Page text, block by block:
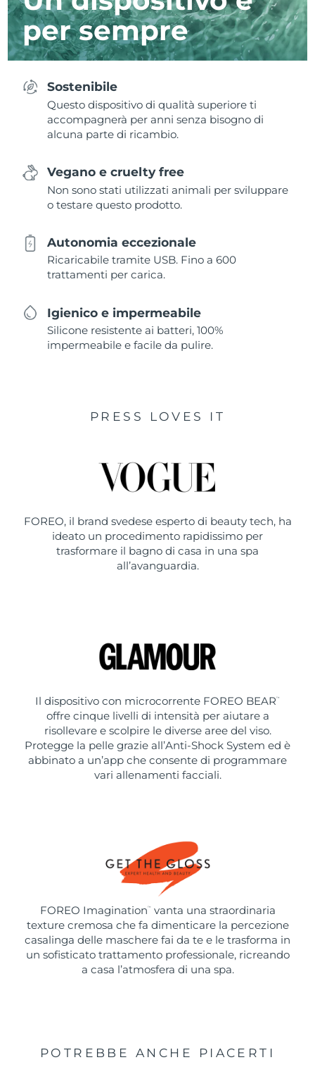
per sempre
Sostenibile
Questo dispositivo di qualità superiore ti
accompagnerà per anni senza bisogno di
alcuna parte di ricambio.
Vegano e cruelty free
Non sono stati utilizzati animali per sviluppare
o testare questo prodotto.
Autonomia eccezionale
Ricaricabile tramite USB. Fino a 600
trattamenti per carica.
Igienico e impermeabile
Silicone resistente ai batteri, 100%
impermeabile e facile da pulire.
PRESS LOVES IT
FOREO, il brand svedese esperto di beauty tech, ha
ideato un procedimento rapidissimo per
trasformare il bagno di casa in una spa
all’avanguardia.
Il dispositivo con microcorrente FOREO BEAR ™
offre cinque livelli di intensità per aiutare a
risollevare e scolpire le diverse aree del viso.
Protegge la pelle grazie all’Anti-Shock System ed è
abbinato a un’app che consente di programmare
vari allenamenti facciali.
FOREO Imagination ™
vanta una straordinaria
texture cremosa che fa dimenticare la percezione
casalinga delle maschere fai da te e le trasforma in
un sofisticato trattamento professionale, ricreando
a casa l’atmosfera di una spa.
POTREBBE ANCHE PIACERTI